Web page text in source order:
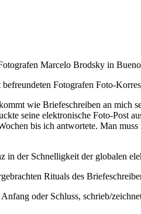
Marcelo Brodsky in
Fotografen Foto-
wie Briefeschreiben an
seine elektronische Foto-Post
bis ich antwortete. Man
der Schnelligkeit der globalen
Rituals des
oder Schluss, schrieb/